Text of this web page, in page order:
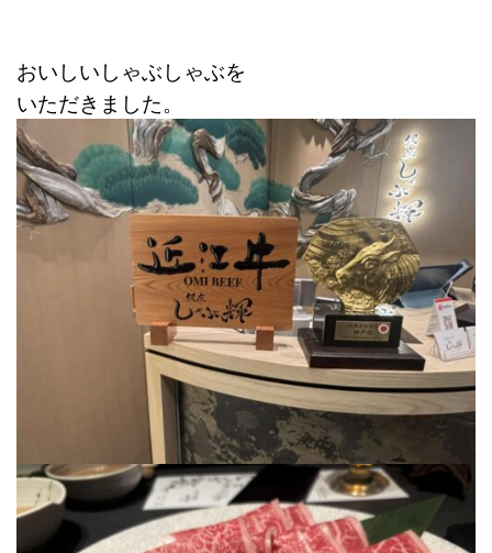
おいしいしゃぶしゃぶを
いただきました。